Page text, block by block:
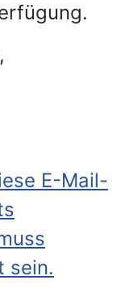
E-Mail-
sein.